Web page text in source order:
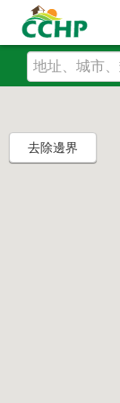
去除邊界